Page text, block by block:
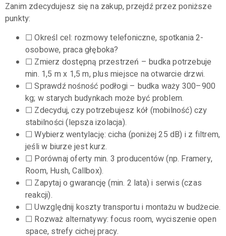
Zanim zdecydujesz się na zakup, przejdź przez poniższe
punkty:
☐ Określ cel: rozmowy telefoniczne, spotkania 2-
osobowe, praca głęboka?
☐ Zmierz dostępną przestrzeń – budka potrzebuje
min. 1,5 m x 1,5 m, plus miejsce na otwarcie drzwi.
☐ Sprawdź nośność podłogi – budka waży 300–900
kg; w starych budynkach może być problem.
☐ Zdecyduj, czy potrzebujesz kół (mobilność) czy
stabilności (lepsza izolacja).
☐ Wybierz wentylację: cicha (poniżej 25 dB) i z filtrem,
jeśli w biurze jest kurz.
☐ Porównaj oferty min. 3 producentów (np. Framery,
Room, Hush, Callbox).
☐ Zapytaj o gwarancję (min. 2 lata) i serwis (czas
reakcji).
☐ Uwzględnij koszty transportu i montażu w budżecie.
☐ Rozważ alternatywy: focus room, wyciszenie open
space, strefy cichej pracy.